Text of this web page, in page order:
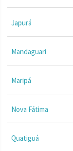
Japurá
Mandaguari
Maripá
Nova Fátima
Quatiguá